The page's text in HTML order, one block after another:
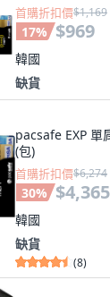
首購折扣價$1,169
17% $969
韓國
缺貨
pacsafe EXP 單
(包)
首購折扣價$6,274
30% $4,365
韓國
缺貨
(8)